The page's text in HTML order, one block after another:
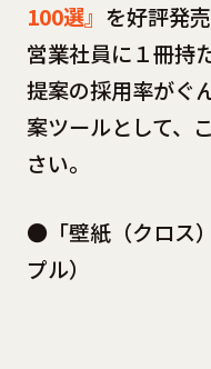
100選』 を好評発売
営業社員に１冊持
提案の採用率がぐ
案ツールとして、
さい。
●「壁紙（クロス
プル）